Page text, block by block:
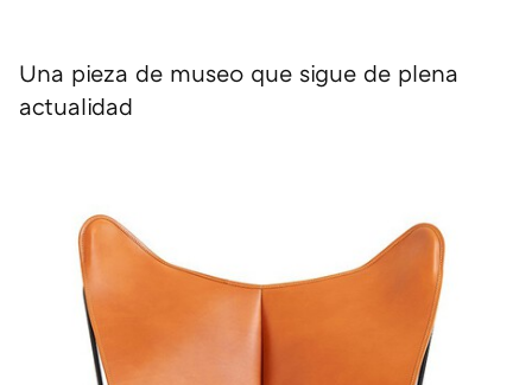
Una pieza de museo que sigue de plena
actualidad